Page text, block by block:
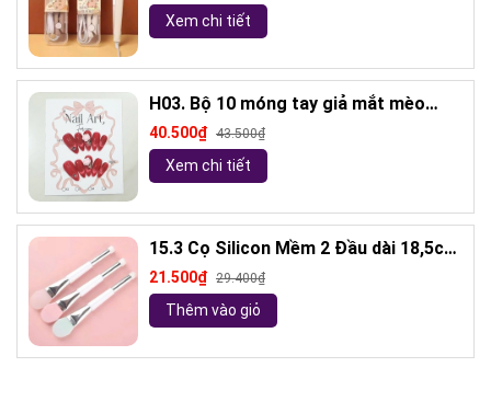
Xem chi tiết
H03. Bộ 10 móng tay giả mắt mèo
kèm keo và giũa móng (ngẫu nhiên)
40.500₫ 43.500₫
Xem chi tiết
15.3 Cọ Silicon Mềm 2 Đầu dài 18,5cm
( ngẫu nhiên)
21.500₫ 29.400₫
Thêm vào giỏ